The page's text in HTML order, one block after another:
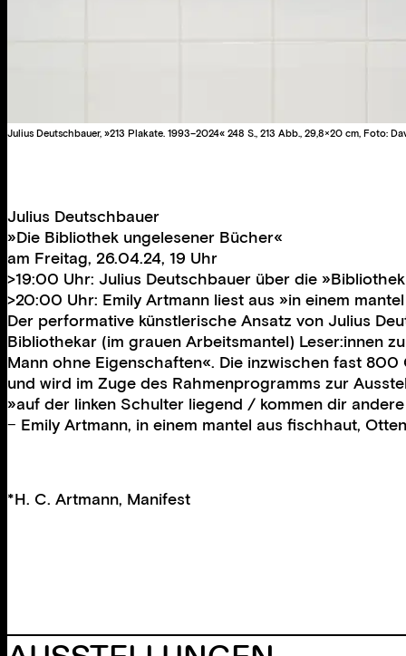
Julius Deutschbauer, »213 Plakate. 1993–2024« 248 S., 213 Abb., 29,8×20 cm, Foto:
Julius Deutschbauer
»Die Bibliothek ungelesener Bücher«
am Freitag, 26.04.24, 19 Uhr
>19:00 Uhr: Julius Deutschbauer über die
>20:00 Uhr: Emily Artmann liest aus »in einem
Der performative künstlerische Ansatz von Julius
Bibliothekar (im grauen Arbeitsmantel) Leser:innen
Mann ohne Eigenschaften«. Die inzwischen fast
und wird im Zuge des Rahmenprogramms zur
»auf der linken Schulter liegend / kommen dir
− Emily Artmann, in einem mantel aus fischhaut,
*H. C. Artmann, Manifest